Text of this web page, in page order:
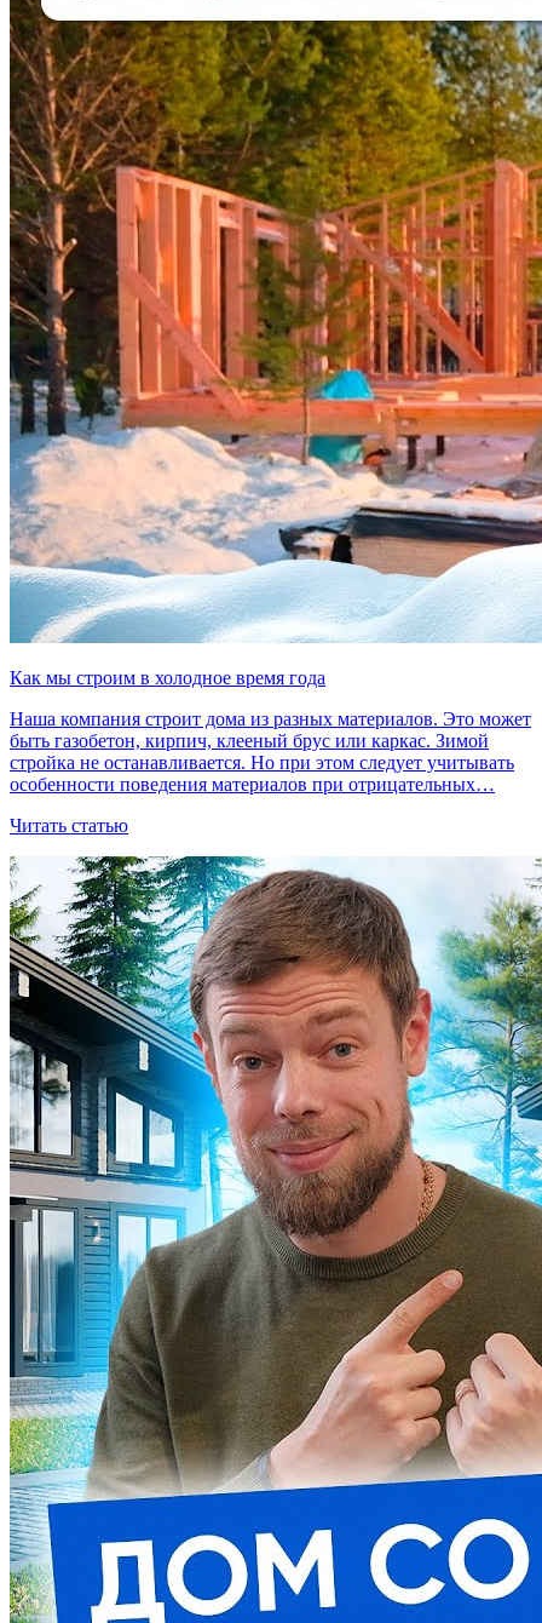
Как мы строим в холодное время года
Наша компания строит дома из разных материалов. Это может
быть газобетон, кирпич, клееный брус или каркас. Зимой
стройка не останавливается. Но при этом следует учитывать
особенности поведения материалов при отрицательных…
Читать статью